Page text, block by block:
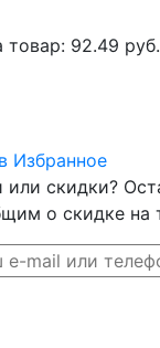
товар: 92.49 руб.
Избранное
скидки?
о скидке на